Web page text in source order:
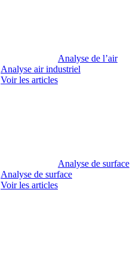
Analyse de l’air
Analyse air industriel
Voir les articles
Analyse de surface
Analyse de surface
Voir les articles